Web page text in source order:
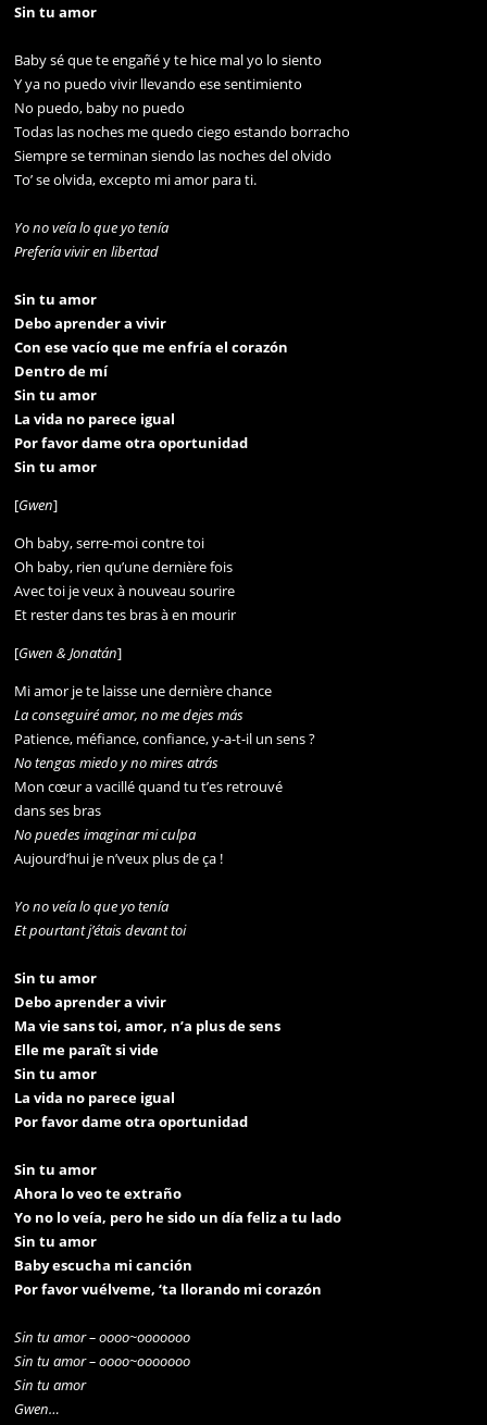
Sin tu amor
Baby sé que te engañé y te hice mal yo lo siento
Y ya no puedo vivir llevando ese sentimiento
No puedo, baby no puedo
Todas las noches me quedo ciego estando borracho
Siempre se terminan siendo las noches del olvido
To’ se olvida, excepto mi amor para ti.
Yo no veía lo que yo tenía
Prefería vivir en libertad
Sin tu amor
Debo aprender a vivir
Con ese vacío que me enfría el corazón
Dentro de mí
Sin tu amor
La vida no parece igual
Por favor dame otra oportunidad
Sin tu amor
[Gwen]
Oh baby, serre-moi contre toi
Oh baby, rien qu’une dernière fois
Avec toi je veux à nouveau sourire
Et rester dans tes bras à en mourir
[Gwen & Jonatán]
Mi amor je te laisse une dernière chance
La conseguiré amor, no me dejes más
Patience, méfiance, confiance, y-a-t-il un sens ?
No tengas miedo y no mires atrás
Mon cœur a vacillé quand tu t’es retrouvé
dans ses bras
No puedes imaginar mi culpa
Aujourd’hui je n’veux plus de ça !
Yo no veía lo que yo tenía
Et pourtant j’étais devant toi
Sin tu amor
Debo aprender a vivir
Ma vie sans toi, amor, n’a plus de sens
Elle me paraît si vide
Sin tu amor
La vida no parece igual
Por favor dame otra oportunidad
Sin tu amor
Ahora lo veo te extraño
Yo no lo veía, pero he sido un día feliz a tu lado
Sin tu amor
Baby escucha mi canción
Por favor vuélveme, ‘ta llorando mi corazón
Sin tu amor – oooo~ooooooo
Sin tu amor – oooo~ooooooo
Sin tu amor
Gwen…